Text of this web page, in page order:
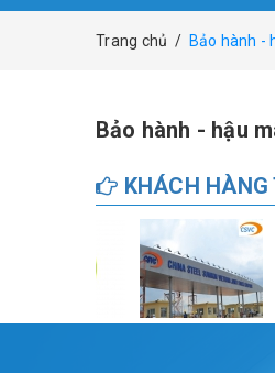
Trang chủ / Bảo hành -
Bảo hành - hậu
KHÁCH HÀNG